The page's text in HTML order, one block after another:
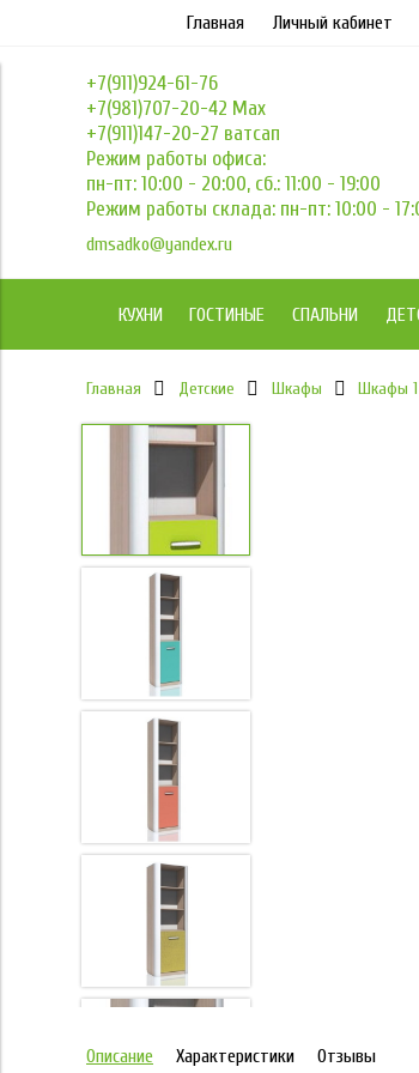
Главная Личный кабинет
+7(911)924-61-76
+7(981)707-20-42 Max
+7(911)147-20-27 ватсап
Режим работы офиса:
пн-пт: 10:00 - 20:00, сб.: 11:00 - 19:00
Режим работы склада: пн-пт: 10:00 -
dmsadko@yandex.ru
КУХНИ ГОСТИНЫЕ СПАЛЬНИ
Главная Детские Шкафы Шкафы
Описание Характеристики Отзывы